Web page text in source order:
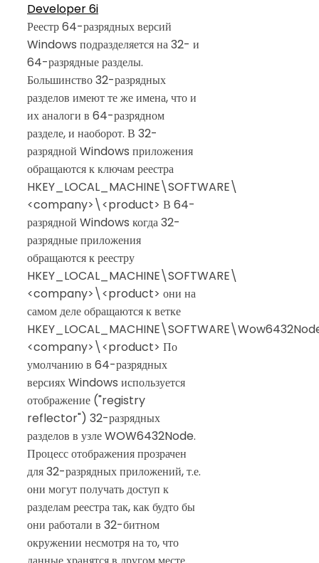
Developer 6i
Реестр 64-разрядных версий
Windows подразделяется на 32- и
64-разрядные разделы.
Большинство 32-разрядных
разделов имеют те же имена, что и
их аналоги в 64-разрядном
разделе, и наоборот. В 32-
разрядной Windows приложения
обращаются к ключам реестра
HKEY_LOCAL_MACHINE\SOFTWARE\
<company>\<product> В 64-
разрядной Windows когда 32-
разрядные приложения
обращаются к реестру
HKEY_LOCAL_MACHINE\SOFTWARE\
<company>\<product> они на
самом деле обращаются к ветке
<company>\<product> По
умолчанию в 64-разрядных
версиях Windows используется
отображение ("registry
reflector") 32-разрядных
разделов в узле WOW6432Node.
Процесс отображения прозрачен
для 32-разрядных приложений, т.е.
они могут получать доступ к
разделам реестра так, как будто бы
они работали в 32-битном
окружении несмотря на то, что